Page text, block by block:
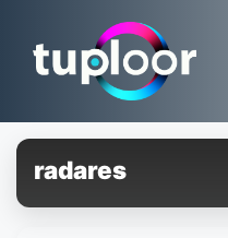
para
radares